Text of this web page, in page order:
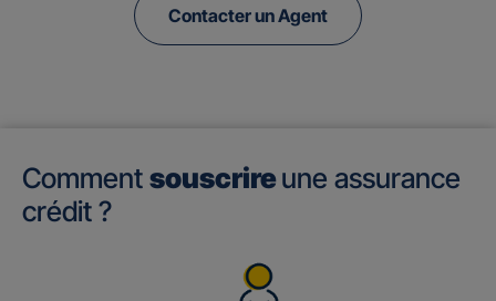
Contacter un Agent
Comment souscrireune assurance
crédit ?